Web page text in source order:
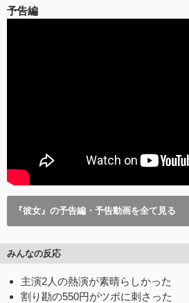
予告編
『彼女』の予告編・予告動画を全て見る
みんなの反応
主演2人の熱演が素晴らしかった
割り勘の550円がツボに刺さった